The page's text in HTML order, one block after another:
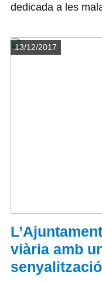
dedicada a les
viària amb
Detalls
13/12/2017